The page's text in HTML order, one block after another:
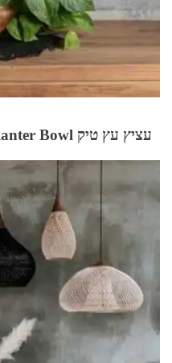
עציץ עץ טיק Planter Bowl